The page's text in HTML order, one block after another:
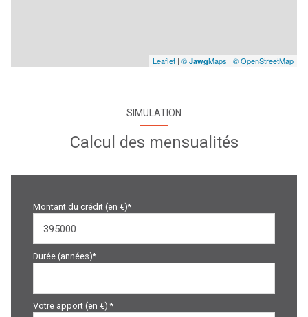
Leaflet | © JawgMaps | © OpenStreetMap
SIMULATION
Calcul des mensualités
Montant du crédit (en €)*
Durée (années)*
Votre apport (en €) *